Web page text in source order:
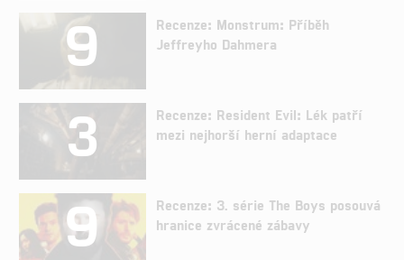
9
Recenze: Monstrum: Příběh
Jeffreyho Dahmera
3
Recenze: Resident Evil: Lék patří
mezi nejhorší herní adaptace
9
Recenze: 3. série The Boys posouvá
hranice zvrácené zábavy